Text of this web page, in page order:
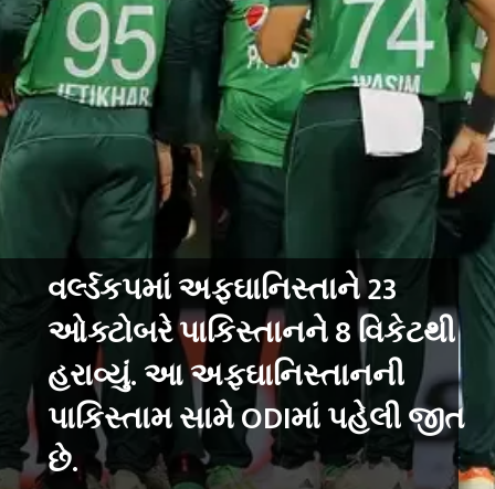
વર્લ્ડકપમાં અફઘાનિસ્તાને 23
ઓક્ટોબરે પાકિસ્તાનને 8 વિકેટથી
હરાવ્યું. આ અફઘાનિસ્તાનની
પાકિસ્તામ સામે ODIમાં પહેલી જીત
છે.